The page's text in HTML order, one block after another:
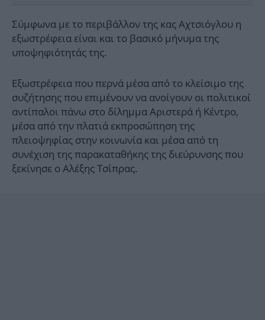
Σύμφωνα με το περιβάλλον της κας Αχτσιόγλου η
εξωστρέφεια είναι και το βασικό μήνυμα της
υποψηφιότητάς της.
Εξωστρέφεια που περνά μέσα από το κλείσιμο της
συζήτησης που επιμένουν να ανοίγουν οι πολιτικοί
αντίπαλοι πάνω στο δίλημμα Αριστερά ή Κέντρο,
μέσα από την πλατιά εκπροσώπηση της
πλειοψηφίας στην κοινωνία και μέσα από τη
συνέχιση της παρακαταθήκης της διεύρυνσης που
ξεκίνησε ο Αλέξης Τσίπρας.